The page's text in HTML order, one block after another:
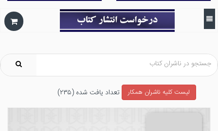
ليست كليه ناشران همکار تعداد يافت شده (۲۳۵)